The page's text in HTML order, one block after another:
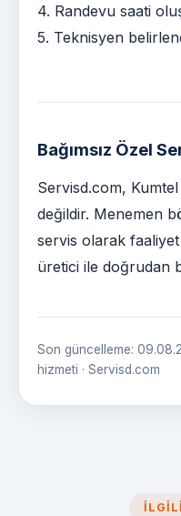
4. Randevu saati
5. Teknisyen
Bağımsız Özel
Servisd.com,
değildir. Menemen
servis olarak
üretici ile doğrudan
Son güncelleme:
hizmeti · Servisd.com